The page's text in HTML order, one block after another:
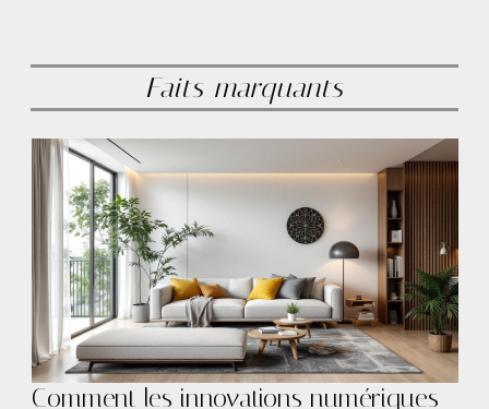
Faits marquants
Comment les innovations numériques